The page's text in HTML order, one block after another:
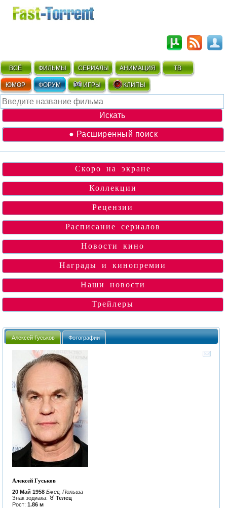
ВСЁ ФИЛЬМЫ СЕРИАЛЫ АНИМАЦИЯ ТВ
ЮМОР ФОРУМ ИГРЫ КЛИПЫ
● Расширенный поиск
Скоро на экране
Коллекции
Рецензии
Расписание сериалов
Новости кино
Награды и кинопремии
Наши новости
Трейлеры
Алексей Гуськов Фотографии
Алексей Гуськов
20 Май 1958 Бжег, Польша
Знак зодиака: ♉ Телец
Рост: 1.86 м